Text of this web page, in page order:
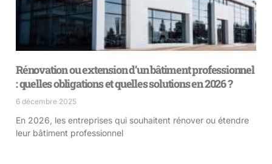
Rénovation ou extension d’un bâtiment professionnel
: quelles obligations et quelles solutions en 2026 ?
6 décembre 2025
En 2026, les entreprises qui souhaitent rénover ou étendre
leur bâtiment professionnel